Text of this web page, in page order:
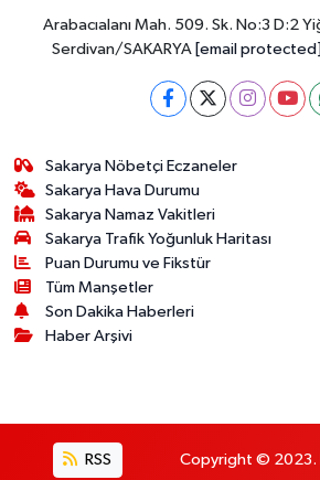
Arabacıalanı Mah. 509. Sk. No:3 D:2
Serdivan/SAKARYA [email protected]
Sakarya Nöbetçi Eczaneler
Sakarya Hava Durumu
Sakarya Namaz Vakitleri
Sakarya Trafik Yoğunluk Haritası
Puan Durumu ve Fikstür
Tüm Manşetler
Son Dakika Haberleri
Haber Arşivi
RSS Copyright © 2023.